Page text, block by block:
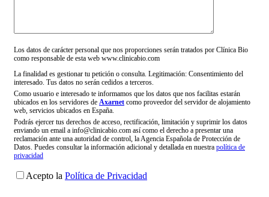
Los datos de carácter personal que nos proporciones serán tratados por Clínica Bio
como responsable de esta web www.clinicabio.com
La finalidad es gestionar tu petición o consulta. Legitimación: Consentimiento del
interesado. Tus datos no serán cedidos a terceros.
Como usuario e interesado te informamos que los datos que nos facilitas estarán
ubicados en los servidores de Axarnet como proveedor del servidor de alojamiento
web, servicios ubicados en España.
Podrás ejercer tus derechos de acceso, rectificación, limitación y suprimir los datos
enviando un email a info@clinicabio.com así como el derecho a presentar una
reclamación ante una autoridad de control, la Agencia Española de Protección de
Datos. Puedes consultar la información adicional y detallada en nuestra política de
privacidad
Acepto la Política de Privacidad